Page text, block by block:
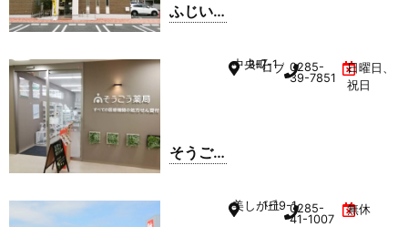
ふじい
そうご
中央町
3-7-1
ロブレ 7F
0285-
39-7851
日曜日、
祝日
美しが丘1-19-10285-
41-1007
無休